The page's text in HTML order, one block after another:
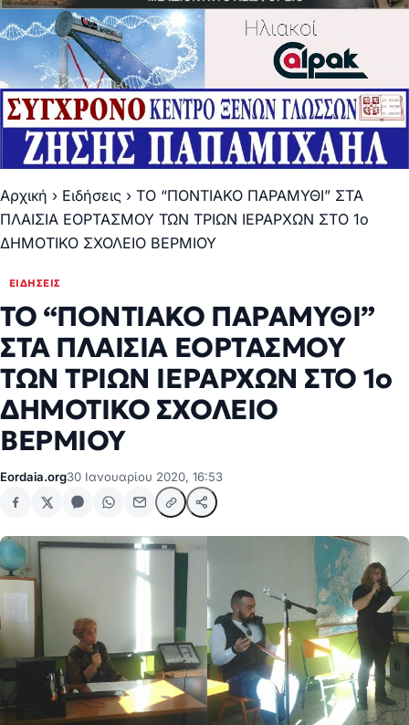
Αρχική › Ειδήσεις › ΤΟ “ΠΟΝΤΙΑΚΟ ΠΑΡΑΜΥΘΙ” ΣΤΑ
ΠΛΑΙΣΙΑ ΕΟΡΤΑΣΜΟΥ ΤΩΝ ΤΡΙΩΝ ΙΕΡΑΡΧΩΝ ΣΤΟ 1ο
ΔΗΜΟΤΙΚΟ ΣΧΟΛΕΙΟ ΒΕΡΜΙΟΥ
ΕΙΔΉΣΕΙΣ
ΤΟ “ΠΟΝΤΙΑΚΟ ΠΑΡΑΜΥΘΙ”
ΣΤΑ ΠΛΑΙΣΙΑ ΕΟΡΤΑΣΜΟΥ
ΤΩΝ ΤΡΙΩΝ ΙΕΡΑΡΧΩΝ ΣΤΟ 1ο
ΔΗΜΟΤΙΚΟ ΣΧΟΛΕΙΟ
ΒΕΡΜΙΟΥ
Eordaia.org30 Ιανουαρίου 2020, 16:53